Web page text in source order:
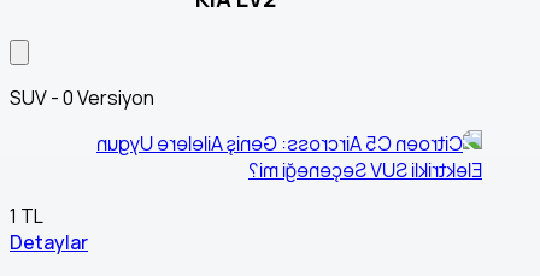
SUV - 0 Versiyon
1 TL
Detaylar